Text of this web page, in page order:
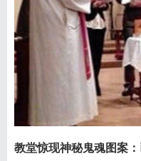
教堂惊现神秘鬼魂图案